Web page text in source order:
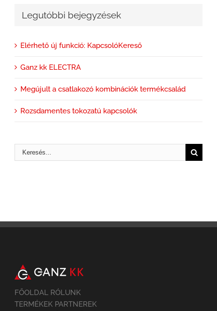
Legutóbbi bejegyzések
Elérhető új funkció: KapcsolóKereső
Ganz kk ELECTRA
Megújult a csatlakozó kombinációk termékcsalád
Rozsdamentes tokozatú kapcsolók
FŐOLDAL RÓLUNK
TERMÉKEK PARTNEREK